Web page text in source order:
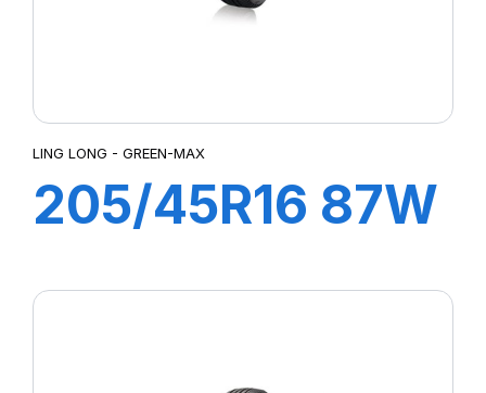
LING LONG - GREEN-MAX
205/45R16 87W